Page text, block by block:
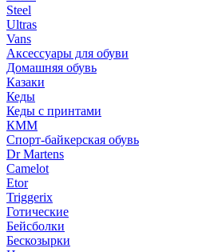
Steel
Ultras
Vans
Аксессуары для обуви
Домашняя обувь
Казаки
Кеды
Кеды с принтами
КММ
Спорт-байкерская обувь
Dr Martens
Camelot
Etor
Triggerix
Готические
Бейсболки
Бескозырки